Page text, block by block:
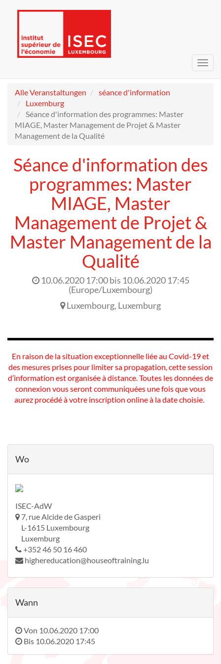
Alle Veranstaltungen
séance d'information
Luxemburg
Séance d'information des programmes: Master
MIAGE, Master Management de Projet & Master
Management de la Qualité
Séance d'information des
programmes: Master
MIAGE, Master
Management de Projet &
Master Management de la
Qualité
10.06.2020 17:00bis 10.06.2020 17:45
(Europe/Luxembourg)
Luxembourg, Luxemburg
En raison de la situation exceptionnelle liée au Covid-19 et
des mesures prises pour limiter sa propagation, cette session
d’information est organisée à distance. Toutes les données de
connexion vous seront communiquées une fois que vous
aurez procédé à votre inscription online à la date choisie.
Wo
ISEC-AdW
7, rue Alcide de Gasperi
L-1615 Luxembourg
Luxemburg
+352 46 50 16 460
highereducation@houseoftraining.lu
Wann
Von 10.06.2020 17:00
Bis 10.06.2020 17:45